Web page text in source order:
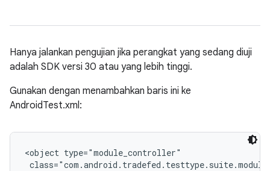
Hanya jalankan pengujian jika perangkat yang sedang diuji
adalah SDK versi 30 atau yang lebih tinggi.
Gunakan dengan menambahkan baris ini ke
AndroidTest.xml:
<object type="module_controller"